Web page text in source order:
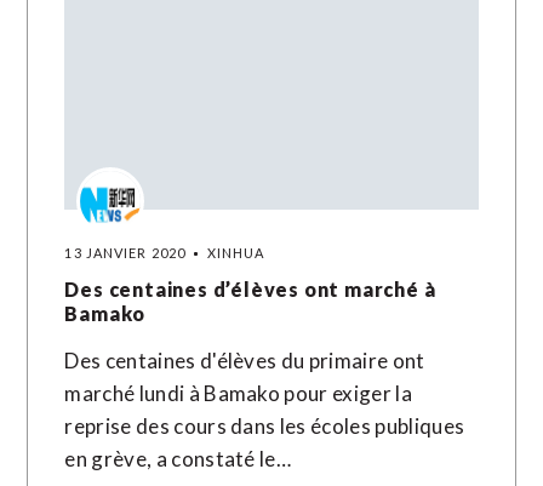
13 JANVIER 2020 XINHUA
Des centaines d’élèves ont marché à
Bamako
Des centaines d'élèves du primaire ont
marché lundi à Bamako pour exiger la
reprise des cours dans les écoles publiques
en grève, a constaté le…